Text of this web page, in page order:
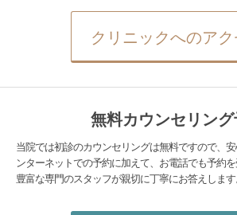
クリニックへのアク
無料カウンセリン
当院では初診のカウンセリングは無料ですので、
ンターネットでの予約に加えて、お電話でも予約
豊富な専門のスタッフが親切に丁寧にお答えします